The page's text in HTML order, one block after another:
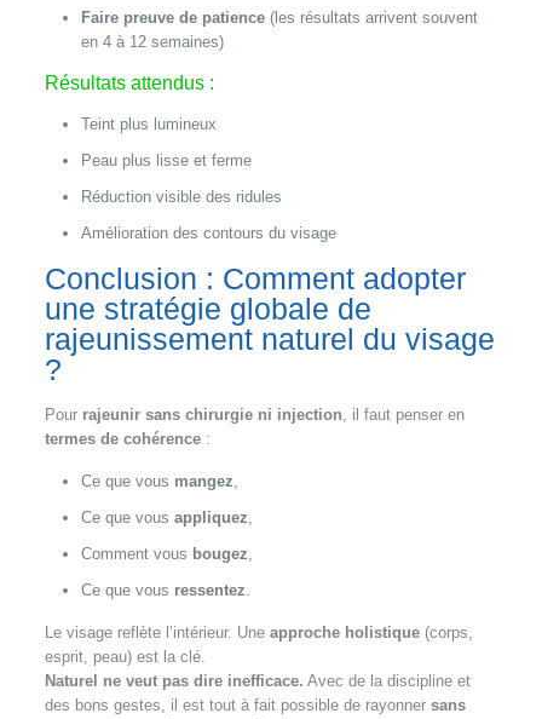
Faire preuve de patience(les résultats arrivent souvent
en 4 à 12 semaines)
Résultats attendus :
Teint plus lumineux
Peau plus lisse et ferme
Réduction visible des ridules
Amélioration des contours du visage
Conclusion : Comment adopter
une stratégie globale de
rajeunissement naturel du visage
?
Pour rajeunir sans chirurgie ni injection, il faut penser en
termes de cohérence:
Ce que vous mangez,
Ce que vous appliquez,
Comment vous bougez,
Ce que vous ressentez.
Le visage reflète l’intérieur. Une approche holistique(corps,
esprit, peau) est la clé.
Naturel ne veut pas dire inefficace. Avec de la discipline et
des bons gestes, il est tout à fait possible de rayonner sans